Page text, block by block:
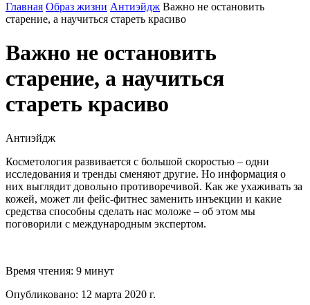
Главная Образ жизни Антиэйдж Важно не остановить
старение, а научиться стареть красиво
Важно не остановить
старение, а научиться
стареть красиво
Антиэйдж
Косметология развивается с большой скоростью – одни
исследования и тренды сменяют другие. Но информация о
них выглядит довольно противоречивой. Как же ухаживать за
кожей, может ли фейс-фитнес заменить инъекции и какие
средства способны сделать нас моложе – об этом мы
поговорили с международным экспертом.
Время чтения: 9 минут
Опубликовано: 12 марта 2020 г.